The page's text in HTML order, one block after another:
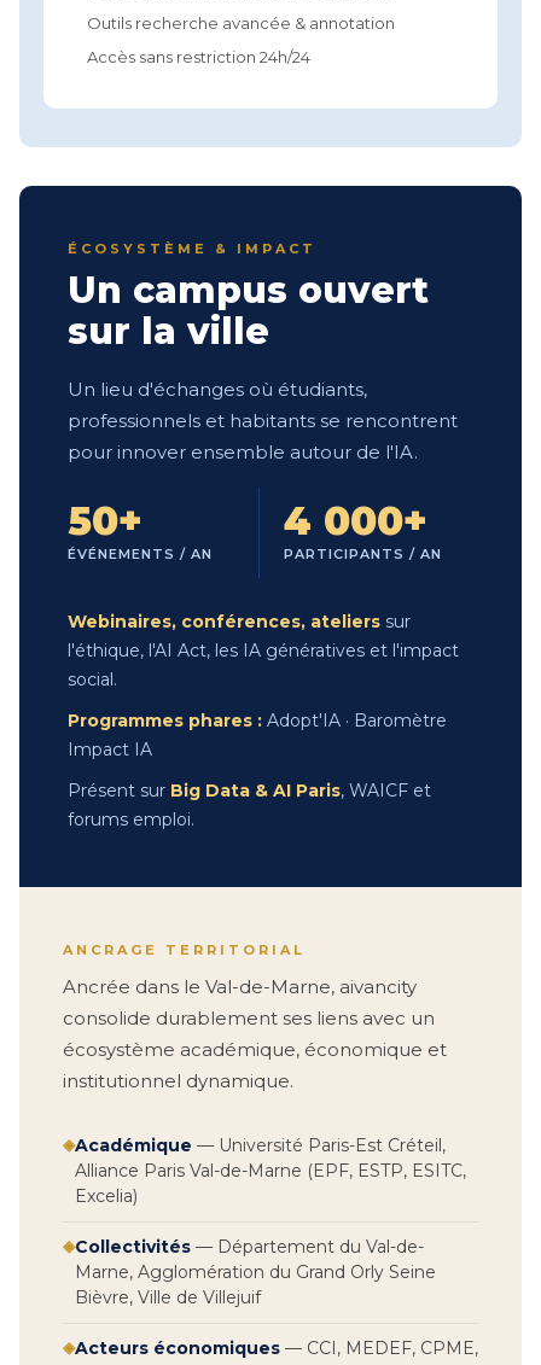
Outils recherche avancée & annotation
Accès sans restriction 24h/24
ÉCOSYSTÈME & IMPACT
Un campus ouvert
sur la ville
Un lieu d'échanges où étudiants,
professionnels et habitants se rencontrent
pour innover ensemble autour de l'IA.
50+
ÉVÉNEMENTS / AN
4 000+
PARTICIPANTS / AN
Webinaires, conférences, ateliers sur
l'éthique, l'AI Act, les IA génératives et l'impact
social.
Programmes phares : Adopt'IA · Baromètre
Impact IA
Présent sur Big Data & AI Paris, WAICF et
forums emploi.
ANCRAGE TERRITORIAL
Ancrée dans le Val-de-Marne, aivancity
consolide durablement ses liens avec un
écosystème académique, économique et
institutionnel dynamique.
◈Académique — Université Paris-Est Créteil,
Alliance Paris Val-de-Marne (EPF, ESTP, ESITC,
Excelia)
◈Collectivités — Département du Val-de-
Marne, Agglomération du Grand Orly Seine
Bièvre, Ville de Villejuif
◈Acteurs économiques — CCI, MEDEF, CPME,